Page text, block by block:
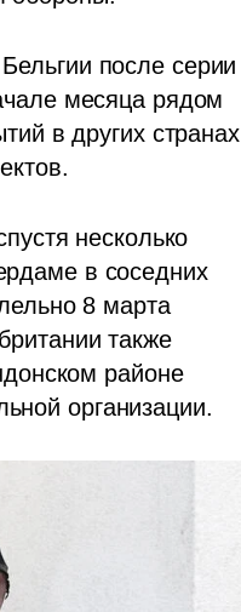
после серии
месяца рядом
в других странах
несколько
в соседних
8 марта
также
районе
организации.